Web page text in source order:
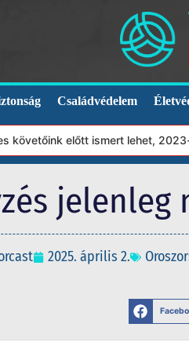
Családvédelem
előtt ismert lehet, 2023-
2025. április 2.